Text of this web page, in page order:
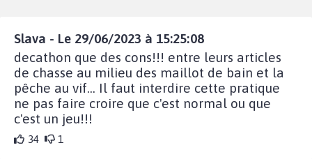
Slava - Le 29/06/2023 à 15:25:08
decathon que des cons!!! entre leurs articles
de chasse au milieu des maillot de bain et la
pêche au vif... Il faut interdire cette pratique
ne pas faire croire que c'est normal ou que
c'est un jeu!!!
34 1